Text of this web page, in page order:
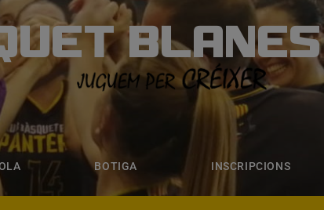
BLANES
BOTIGA
INSCRIPCIONS
BLANES
BOTIGA INSCRIPCIONS